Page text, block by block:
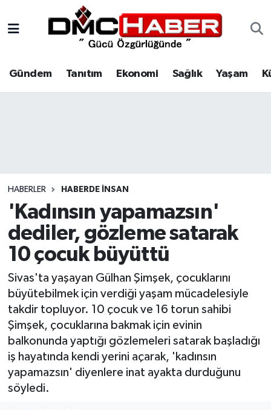
Gündem Tanıtım Ekonomi Sağlık Yaşam
HABERLER HABERDE INSAN
'Kadınsın yapamazsın'
dediler, gözleme satarak
10 çocuk büyüttü
Sivas'ta yaşayan Gülhan Şimşek, çocuklarını
büyütebilmek için verdiği yaşam mücadelesiyle
takdir topluyor. 10 çocuk ve 16 torun sahibi
Şimşek, çocuklarına bakmak için evinin
balkonunda yaptığı gözlemeleri satarak başladığı
iş hayatında kendi yerini açarak, 'kadınsın
yapamazsın' diyenlere inat ayakta durduğunu
söyledi.
Tanıtım
Spor
Siyaset
Eğitim
Teknoloji
Asayiş
Resmi İlan
Nöbetçi Eczaneler
Hava Durumu
Haber Arşivi